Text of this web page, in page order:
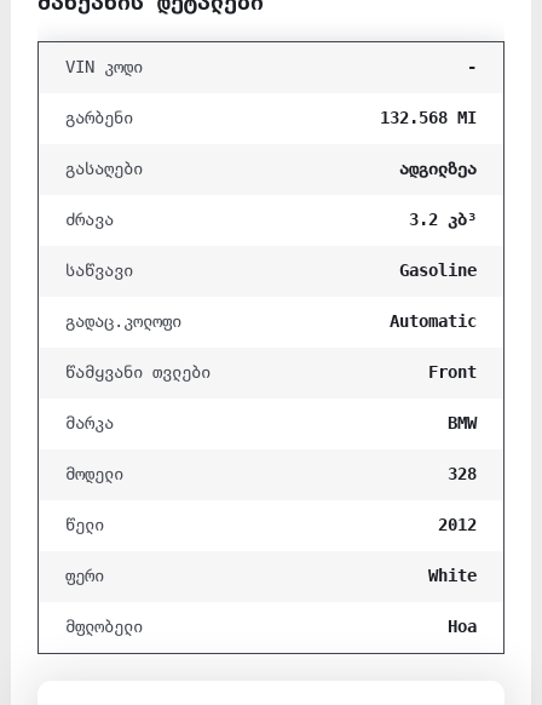
VIN კოდი -
გარბენი 132.568 MI
გასაღები ადგილზეა
ძრავა 3.2 კბ³
საწვავი Gasoline
გადაც.კოლოფი Automatic
წამყვანი თვლები Front
მარკა BMW
მოდელი 328
წელი 2012
ფერი White
მფლობელი Hoa